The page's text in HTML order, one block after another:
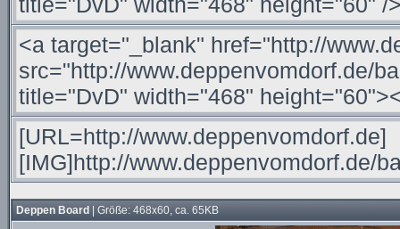
Deppen Board | Größe: 468x60, ca. 65KB